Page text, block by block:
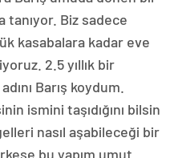
tanıyor. Biz sadece
kasabalara kadar eve
2.5 yıllık bir
Barış koydum.
ismini taşıdığını bilsin
nasıl aşabileceği bir
bu yapım umut